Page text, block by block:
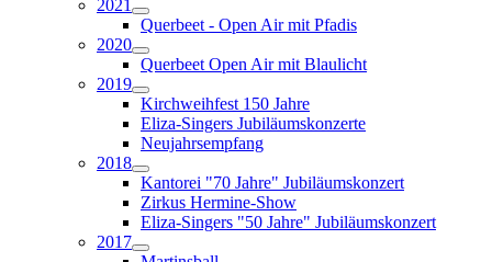
2021
Querbeet - Open Air mit Pfadis
2020
Querbeet Open Air mit Blaulicht
2019
Kirchweihfest 150 Jahre
Eliza-Singers Jubiläumskonzerte
Neujahrsempfang
2018
Kantorei "70 Jahre" Jubiläumskonzert
Zirkus Hermine-Show
Eliza-Singers "50 Jahre" Jubiläumskonzert
2017